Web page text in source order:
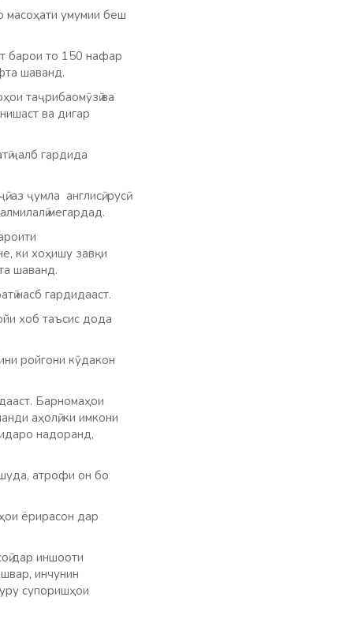
масоҳати умумии беш
барои то 150 нафар
шаванд.
таҷрибаомӯзӣ ва
ва дигар
ҷалб гардида
ҷумла англисӣ, русӣ
мегардад.
ки хоҳишу завқи
шаванд.
насб гардидааст.
хоб таъсис дода
ройгони кӯдакон
Барномаҳои
аҳолӣ, ки имкони
надоранд,
атрофи он бо
ёрирасон дар
дар иншооти
инчунин
супоришҳои